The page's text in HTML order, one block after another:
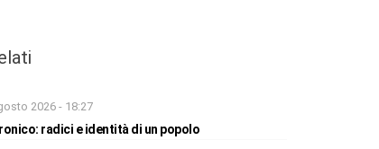
2026 - 18:27
radici e identità di un popolo